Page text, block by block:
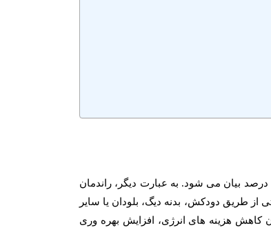
بیان می شود. به عبارت دیگر، راندمان
از طریق دودکش، بدنه دیگ، بلودان یا سایر
هزینه های انرژی، افزایش بهره وری